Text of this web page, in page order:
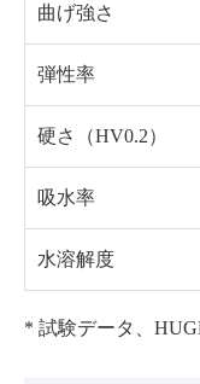
曲げ強さ
弾性率
硬さ（HV0.2）
吸水率
水溶解度
* 試験データ、